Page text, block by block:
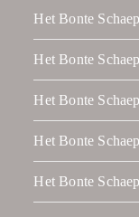
Het Bonte
Het Bonte
Het Bonte
Het Bonte
Het Bonte